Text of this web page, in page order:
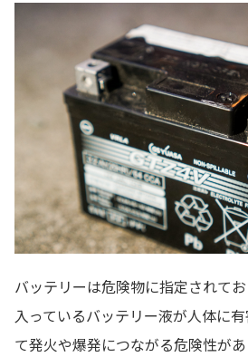
バッテリーは危険物に指定されて
入っているバッテリー液が人体に
て発火や爆発につながる危険性が